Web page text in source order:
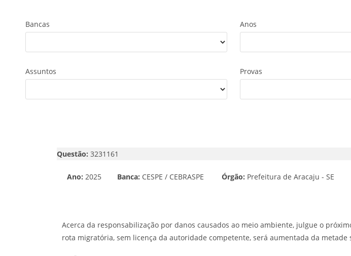
Bancas Anos
Assuntos Provas
Questão: 3231161
Ano: 2025 Banca: CESPE / CEBRASPE Órgão: Prefeitura de Aracaju - SE
Acerca da responsabilização por danos causados ao meio ambiente, julgue o
rota migratória, sem licença da autoridade competente, será aumentada da